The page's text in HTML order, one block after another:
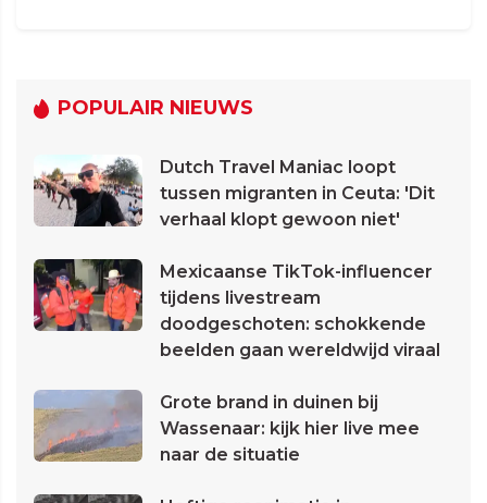
POPULAIR NIEUWS
Dutch Travel Maniac loopt
tussen migranten in Ceuta: 'Dit
verhaal klopt gewoon niet'
Mexicaanse TikTok-influencer
tijdens livestream
doodgeschoten: schokkende
beelden gaan wereldwijd viraal
Grote brand in duinen bij
Wassenaar: kijk hier live mee
naar de situatie